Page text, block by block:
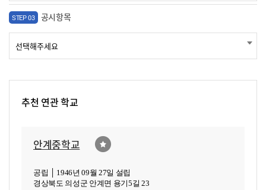
STEP 03 공시항목
추천 연관 학교
안계중학교
공립 │ 1946년 09월 27일 설립
경상북도 의성군 안계면 용기5길 23